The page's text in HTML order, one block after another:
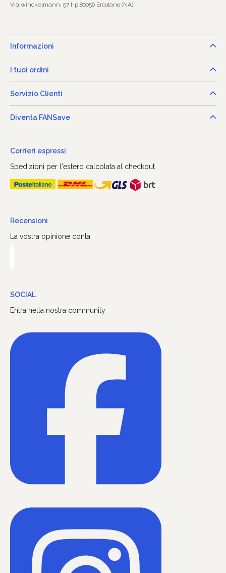
Via winckelmann, 57 l-p 80056 Ercolano (NA)
Informazioni
I tuoi ordini
Servizio Clienti
Diventa FANSave
Corrieri espressi
Spedizioni per l'estero calcolata al checkout
Recensioni
La vostra opinione conta
SOCIAL
Entra nella nostra community